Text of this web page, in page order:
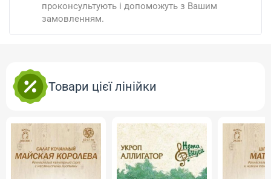
проконсультують і допоможуть з Вашим
замовленням.
Товари цієї лінійки